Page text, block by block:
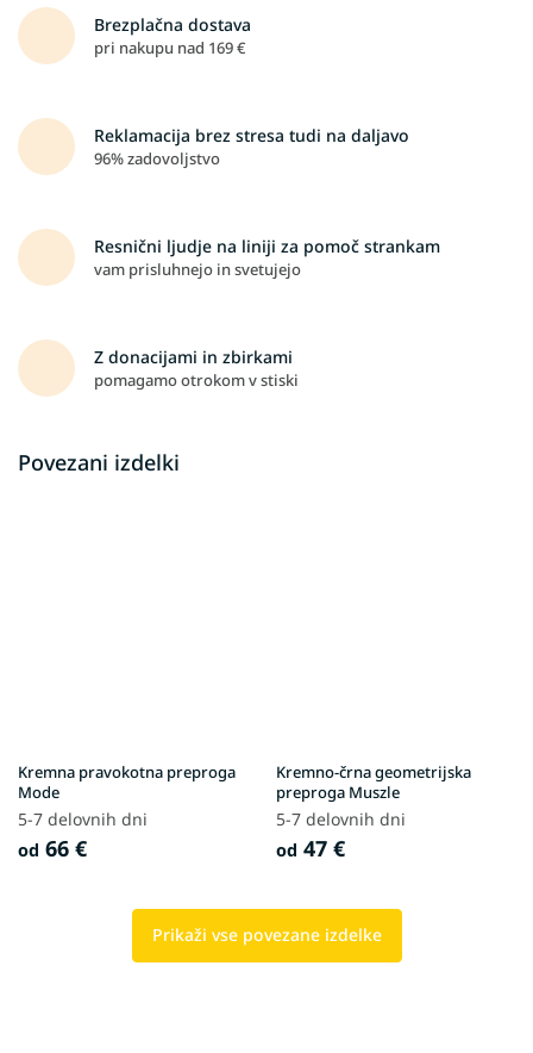
Brezplačna dostava
pri nakupu nad 169 €
Reklamacija brez stresa tudi na daljavo
96% zadovoljstvo
Resnični ljudje na liniji za pomoč strankam
vam prisluhnejo in svetujejo
Z donacijami in zbirkami
pomagamo otrokom v stiski
Povezani izdelki
Kremna pravokotna preproga
Mode
5-7 delovnih dni
od 66 €
Kremno-črna geometrijska
preproga Muszle
5-7 delovnih dni
od 47 €
Prikaži vse povezane izdelke